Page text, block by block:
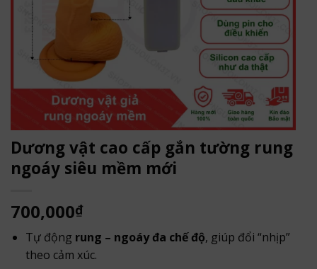
Dương vật cao cấp gắn tường rung
ngoáy siêu mềm mới
700,000₫
Tự động rung – ngoáy đa chế độ, giúp đổi “nhịp”
theo cảm xúc.